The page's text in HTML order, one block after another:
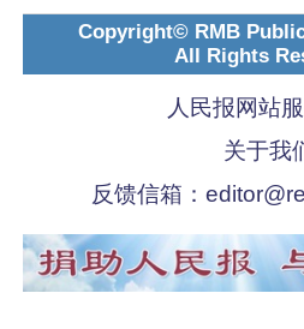
Copyright© RMB
All Rights
人民报网站
关于我
反馈信箱：